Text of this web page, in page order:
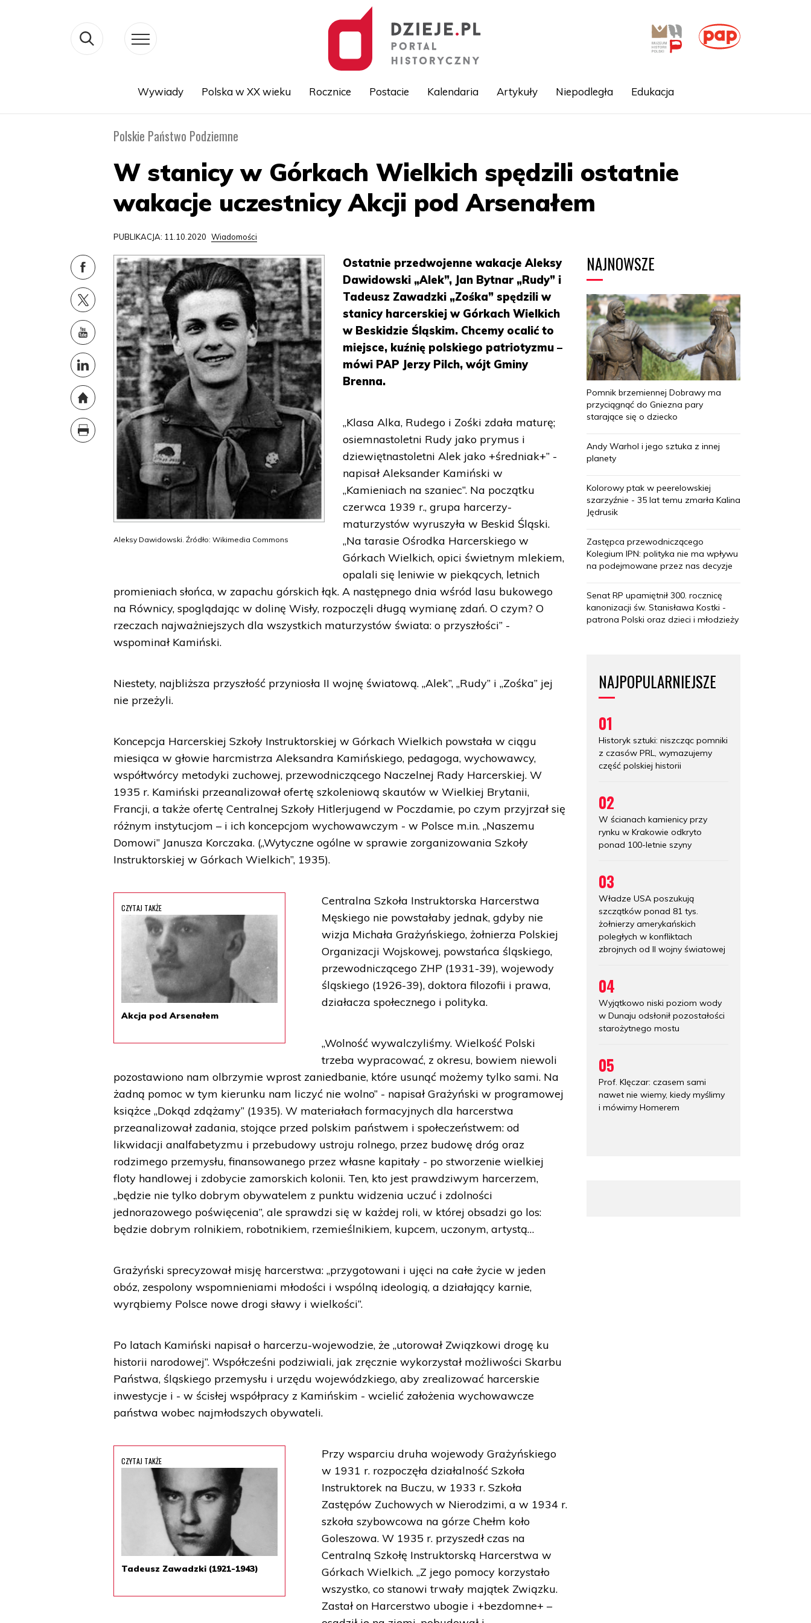
treści
Wywiady Polska w XX wieku Rocznice Postacie Kalendaria Artykuły Niepodległa Edukacja
Polskie Państwo Podziemne
W stanicy w Górkach Wielkich spędzili ostatnie
wakacje uczestnicy Akcji pod Arsenałem
PUBLIKACJA: 11.10.2020 Wiadomości
Aleksy Dawidowski. Źródło: Wikimedia Commons
Ostatnie przedwojenne wakacje Aleksy
Dawidowski „Alek”, Jan Bytnar „Rudy” i
Tadeusz Zawadzki „Zośka” spędzili w
stanicy harcerskiej w Górkach Wielkich
w Beskidzie Śląskim. Chcemy ocalić to
miejsce, kuźnię polskiego patriotyzmu –
mówi PAP Jerzy Pilch, wójt Gminy
Brenna.
„Klasa Alka, Rudego i Zośki zdała maturę;
osiemnastoletni Rudy jako prymus i
dziewiętnastoletni Alek jako +średniak+” -
napisał Aleksander Kamiński w
„Kamieniach na szaniec”. Na początku
czerwca 1939 r., grupa harcerzy-
maturzystów wyruszyła w Beskid Śląski.
„Na tarasie Ośrodka Harcerskiego w
Górkach Wielkich, opici świetnym mlekiem,
opalali się leniwie w piekących, letnich
promieniach słońca, w zapachu górskich łąk. A następnego dnia wśród lasu bukowego
na Równicy, spoglądając w dolinę Wisły, rozpoczęli długą wymianę zdań. O czym? O
rzeczach najważniejszych dla wszystkich maturzystów świata: o przyszłości” -
wspominał Kamiński.
Niestety, najbliższa przyszłość przyniosła II wojnę światową. „Alek”, „Rudy” i „Zośka” jej
nie przeżyli.
Koncepcja Harcerskiej Szkoły Instruktorskiej w Górkach Wielkich powstała w ciągu
miesiąca w głowie harcmistrza Aleksandra Kamińskiego, pedagoga, wychowawcy,
współtwórcy metodyki zuchowej, przewodniczącego Naczelnej Rady Harcerskiej. W
1935 r. Kamiński przeanalizował ofertę szkoleniową skautów w Wielkiej Brytanii,
Francji, a także ofertę Centralnej Szkoły Hitlerjugend w Poczdamie, po czym przyjrzał się
różnym instytucjom – i ich koncepcjom wychowawczym - w Polsce m.in. „Naszemu
Domowi” Janusza Korczaka. („Wytyczne ogólne w sprawie zorganizowania Szkoły
Instruktorskiej w Górkach Wielkich”, 1935).
CZYTAJ TAKŻE
Akcja pod Arsenałem
Centralna Szkoła Instruktorska Harcerstwa
Męskiego nie powstałaby jednak, gdyby nie
wizja Michała Grażyńskiego, żołnierza Polskiej
Organizacji Wojskowej, powstańca śląskiego,
przewodniczącego ZHP (1931-39), wojewody
śląskiego (1926-39), doktora filozofii i prawa,
działacza społecznego i polityka.
„Wolność wywalczyliśmy. Wielkość Polski
trzeba wypracować, z okresu, bowiem niewoli
pozostawiono nam olbrzymie wprost zaniedbanie, które usunąć możemy tylko sami. Na
żadną pomoc w tym kierunku nam liczyć nie wolno” - napisał Grażyński w programowej
książce „Dokąd zdążamy” (1935). W materiałach formacyjnych dla harcerstwa
przeanalizował zadania, stojące przed polskim państwem i społeczeństwem: od
likwidacji analfabetyzmu i przebudowy ustroju rolnego, przez budowę dróg oraz
rodzimego przemysłu, finansowanego przez własne kapitały - po stworzenie wielkiej
floty handlowej i zdobycie zamorskich kolonii. Ten, kto jest prawdziwym harcerzem,
„będzie nie tylko dobrym obywatelem z punktu widzenia uczuć i zdolności
jednorazowego poświęcenia”, ale sprawdzi się w każdej roli, w której obsadzi go los:
będzie dobrym rolnikiem, robotnikiem, rzemieślnikiem, kupcem, uczonym, artystą…
Grażyński sprecyzował misję harcerstwa: „przygotowani i ujęci na całe życie w jeden
obóz, zespolony wspomnieniami młodości i wspólną ideologią, a działający karnie,
wyrąbiemy Polsce nowe drogi sławy i wielkości”.
Po latach Kamiński napisał o harcerzu-wojewodzie, że „utorował Związkowi drogę ku
historii narodowej”. Współcześni podziwiali, jak zręcznie wykorzystał możliwości Skarbu
Państwa, śląskiego przemysłu i urzędu wojewódzkiego, aby zrealizować harcerskie
inwestycje i - w ścisłej współpracy z Kamińskim - wcielić założenia wychowawcze
państwa wobec najmłodszych obywateli.
CZYTAJ TAKŻE
Tadeusz Zawadzki (1921-1943)
Przy wsparciu druha wojewody Grażyńskiego
w 1931 r. rozpoczęła działalność Szkoła
Instruktorek na Buczu, w 1933 r. Szkoła
Zastępów Zuchowych w Nierodzimi, a w 1934 r.
szkoła szybowcowa na górze Chełm koło
Goleszowa. W 1935 r. przyszedł czas na
Centralną Szkołę Instruktorską Harcerstwa w
Górkach Wielkich. „Z jego pomocy korzystało
wszystko, co stanowi trwały majątek Związku.
Zastał on Harcerstwo ubogie i +bezdomne+ –
NAJNOWSZE
Pomnik brzemiennej Dobrawy ma
przyciągnąć do Gniezna pary
starające się o dziecko
Andy Warhol i jego sztuka z innej
planety
Kolorowy ptak w peerelowskiej
szarzyźnie - 35 lat temu zmarła Kalina
Jędrusik
Zastępca przewodniczącego
Kolegium IPN: polityka nie ma wpływu
na podejmowane przez nas decyzje
Senat RP upamiętnił 300. rocznicę
kanonizacji św. Stanisława Kostki -
patrona Polski oraz dzieci i młodzieży
NAJPOPULARNIEJSZE
01
Historyk sztuki: niszcząc pomniki
z czasów PRL, wymazujemy
część polskiej historii
02
W ścianach kamienicy przy
rynku w Krakowie odkryto
ponad 100-letnie szyny
03
Władze USA poszukują
szczątków ponad 81 tys.
żołnierzy amerykańskich
poległych w konfliktach
zbrojnych od II wojny światowej
04
Wyjątkowo niski poziom wody
w Dunaju odsłonił pozostałości
starożytnego mostu
05
Prof. Klęczar: czasem sami
nawet nie wiemy, kiedy myślimy
i mówimy Homerem